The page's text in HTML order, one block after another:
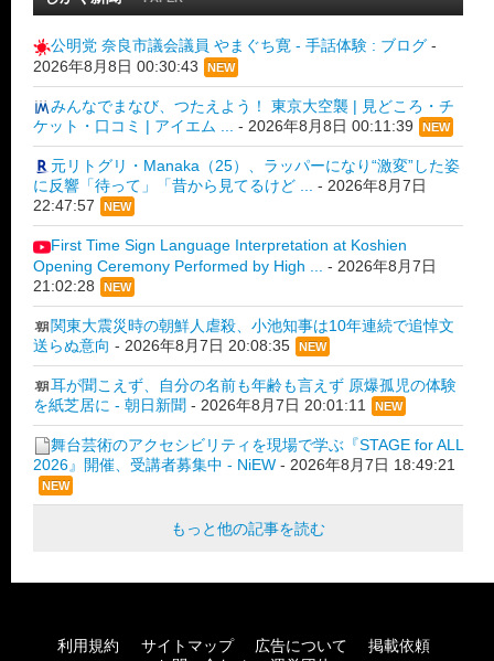
公明党 奈良市議会議員 やまぐち寛 - 手話体験 : ブログ -
2026年8月8日 00:30:43
NEW
みんなでまなび、つたえよう！ 東京大空襲 | 見どころ・チ
ケット・口コミ | アイエム ...
- 2026年8月8日 00:11:39 NEW
元リトグリ・Manaka（25）、ラッパーになり“激変”した姿
に反響「待って」「昔から見てるけど ... - 2026年8月7日
22:47:57
NEW
First Time Sign Language Interpretation at Koshien
Opening Ceremony Performed by High ...
- 2026年8月7日
21:02:28
NEW
関東大震災時の朝鮮人虐殺、小池知事は10年連続で追悼文
送らぬ意向 - 2026年8月7日 20:08:35 NEW
耳が聞こえず、自分の名前も年齢も言えず 原爆孤児の体験
を紙芝居に - 朝日新聞 - 2026年8月7日 20:01:11 NEW
舞台芸術のアクセシビリティを現場で学ぶ『STAGE for ALL
2026』開催、受講者募集中 - NiEW - 2026年8月7日 18:49:21
NEW
もっと他の記事を読む
利用規約 サイトマップ 広告について
掲載依頼